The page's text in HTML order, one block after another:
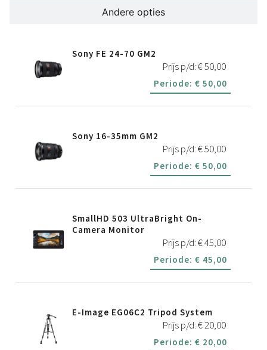
Andere opties
Sony FE 24-70 GM2
Prijs p/d:€50,00
Periode: € 50,00
Sony 16-35mm GM2
Prijs p/d:€50,00
Periode: € 50,00
SmallHD 503 UltraBright On-
Camera Monitor
Prijs p/d:€45,00
Periode: € 45,00
E-Image EG06C2 Tripod System
Prijs p/d:€20,00
Periode: € 20,00